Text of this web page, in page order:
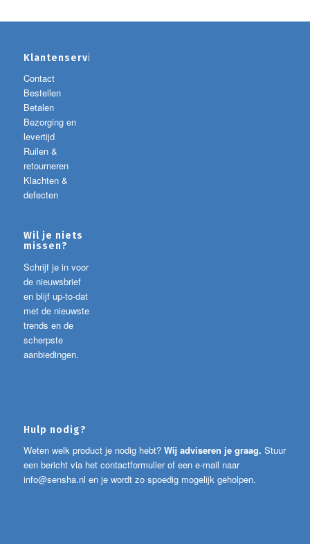
Klantenservice
Contact
Bestellen
Betalen
Bezorging en
levertijd
Ruilen &
retourneren
Klachten &
defecten
Wil je niets
missen?
Schrijf je in voor
de nieuwsbrief
en blijf up-to-dat
met de nieuwste
trends en de
scherpste
aanbiedingen.
Hulp nodig?
Weten welk product je nodig hebt? Wij adviseren je graag. Stuur
een bericht via het contactformulier of een e-mail naar
info@sensha.nl en je wordt zo spoedig mogelijk geholpen.